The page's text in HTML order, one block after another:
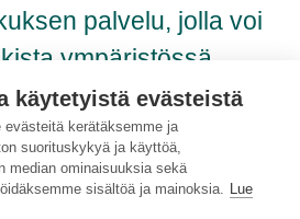
käytetyistä evästeistä
kerätäksemme ja
suorituskykyä ja käyttöä,
median ominaisuuksia sekä
sisältöä ja mainoksia. Lue
palvelu, jolla voi
ympäristössä.
tutkijoita
alkuperän ja
reitit luontoon.